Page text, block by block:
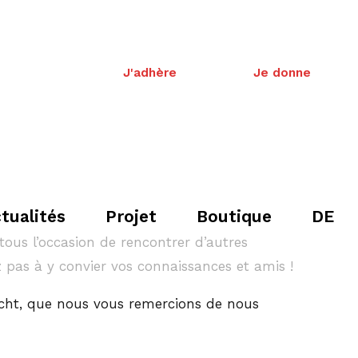
J'adhère Je donne
Projet Boutique DE
l’occasion de rencontrer d’autres
à y convier vos connaissances et amis !
que nous vous remercions de nous